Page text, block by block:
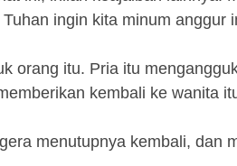
ingin kita minum anggur
orang itu. Pria itu
kembali ke wanita
menutupnya kembali, dan